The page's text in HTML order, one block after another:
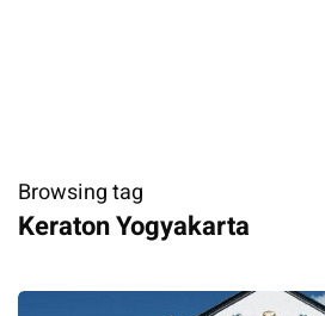
Browsing tag
Keraton Yogyakarta